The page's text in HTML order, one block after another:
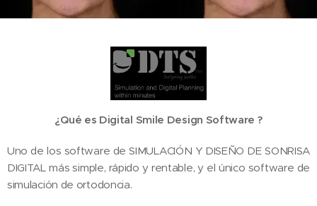
¿Qué es Digital Smile Design Software ?
Uno de los software de SIMULACIÓN Y DISEÑO DE SONRISA
DIGITAL más simple, rápido y rentable, y el único software de
simulación de ortodoncia.